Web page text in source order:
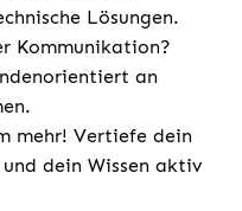
Lösungen.
Kommunikation?
an
mehr! Vertiefe dein
dein Wissen aktiv